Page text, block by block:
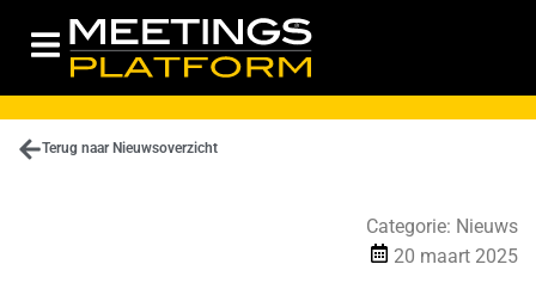
Terug naar Nieuwsoverzicht
Categorie: Nieuws
20 maart 2025